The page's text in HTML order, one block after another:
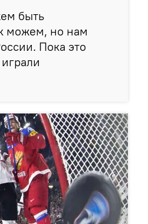
быть
можем, но нам
Пока это